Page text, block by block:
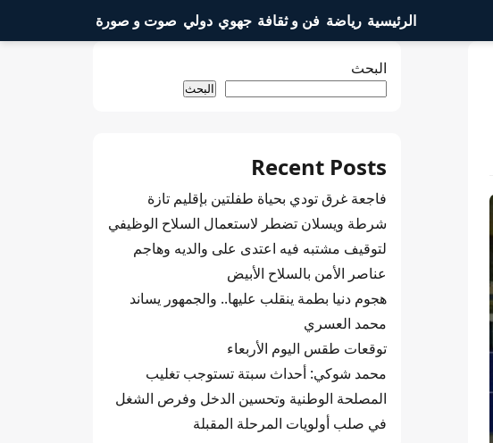
الرئيسية رياضة فن و ثقافة جهوي دولي صوت و صورة
البحث
البحث
Recent Posts
فاجعة غرق تودي بحياة طفلتين بإقليم تازة
شرطة ويسلان تضطر لاستعمال السلاح الوظيفي
لتوقيف مشتبه فيه اعتدى على والديه وهاجم
عناصر الأمن بالسلاح الأبيض
هجوم دنيا بطمة ينقلب عليها.. والجمهور يساند
محمد العسري
توقعات طقس اليوم الأربعاء
محمد شوكي: أحداث سبتة تستوجب تغليب
المصلحة الوطنية وتحسين الدخل وفرص الشغل
في صلب أولويات المرحلة المقبلة